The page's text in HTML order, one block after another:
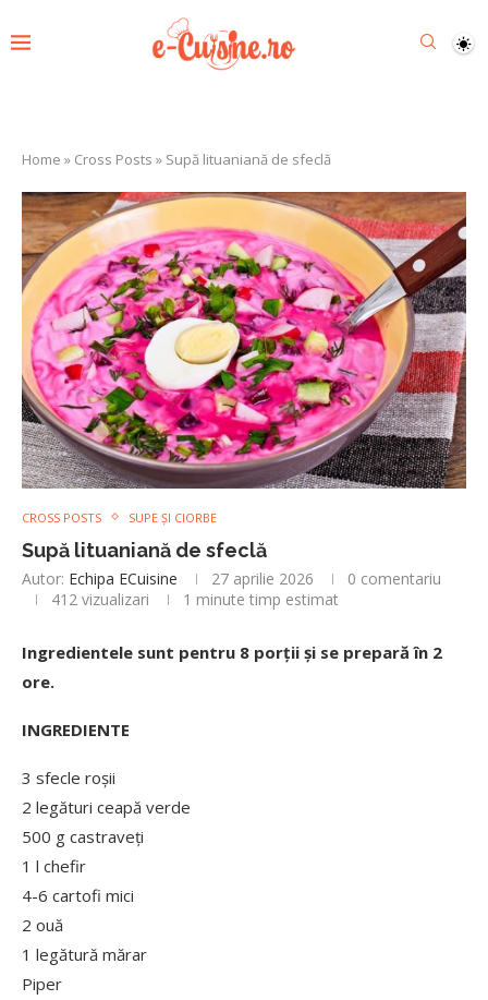
Home » Cross Posts » Supă lituaniană de sfeclă
CROSS POSTS SUPE ȘI CIORBE
Supă lituaniană de sfeclă
Autor: Echipa ECuisine 27 aprilie 2026
0 comentariu
412 vizualizari 1 minute timp estimat
Ingredientele sunt pentru 8 porții și se prepară în 2
ore.
INGREDIENTE
3 sfecle roșii
2 legături ceapă verde
500 g castraveți
1 l chefir
4-6 cartofi mici
2 ouă
1 legătură mărar
Piper